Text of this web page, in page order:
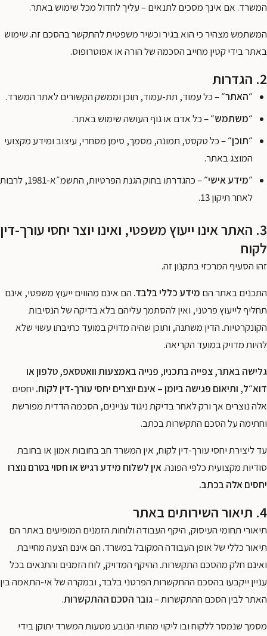
המשרד. אם אינך מסכים לתנאים – עליך לחדול מכל שימוש באתר.
המשתמש מצהיר כי הוא בגיר וכשיר משפטית להתקשר בהסכם זה. שימוש
באתר בידי קטין מחייב הסכמה של הורה או אפוטרופוס.
2. הגדרות
״האתר״– כל עמוד, תת-עמוד, תוכן וממשק הקשורים לאתר המשרד.
״משתמש״– כל אדם או גוף העושה שימוש באתר.
״תוכן״– כל טקסט, תמונה, מסמך, סימן מסחרי, עיצוב ומידע מקצועי
המוצג באתר.
״מידע אישי״
– כהגדרתו בחוק הגנת הפרטיות, התשמ״א-1981, לרבות
לאחר תיקון 13.
3. האתר אינו ייעוץ משפטי, ואינו יוצר יחסי עורך-דין
לקוח
זהו הסעיף המרכזי בתקנון זה.
התכנים באתר הם מידע כללי בלבד. הם אינם מהווים ייעוץ משפטי, אינם
תחליף לייעוץ פרטני, ואין להסתמך עליהם בלא בדיקה של הנסיבות
הקונקרטיות. הדין משתנה, ותוכן שהיה מדויק במועד כתיבתו עשוי שלא
להיות מדויק במועד הקריאה.
גלישה באתר, צפייה בתכניו, פנייה באמצעות וואטסאפ, טלפון או
דוא״ל, ותיאום פגישה ביומן – אינם יוצרים יחסי עורך-דין לקוח. יחסים
אלה נוצרים אך ורק לאחר בדיקת ניגוד עניינים, הסכמה הדדית מפורשת
וחתימה על הסכם התקשרות בכתב.
עד ליצירת יחסי עורך-דין לקוח, אין המשרד חב בחובות אמון או בחובת
סודיות מקצועית כלפי הפונה.אין לשלוח מידע רגיש או חסוי בטרם נוצרו
יחסים אלה בכתב.
4. תיאור השירותים באתר
תיאורי תחומי העיסוק, היקף העבודה ולוחות הזמנים המופיעים באתר הם
תיאור כללי של אופן העבודה המקובל במשרד. הם אינם הצעה מחייבת
ואינם חלק מהסכם התקשרות. ההיקף המדויק, לוח הזמנים והתנאים בכל
עניין ייקבעו בהסכם ההתקשרות הפרטני בלבד, ובמקרה של אי-התאמה בין
האתר לבין הסכם ההתקשרות –גובר הסכם ההתקשרות.
מסמך שנמסר ללקוח ובו ליקוי מהותי הנובע מטעות המשרד יתוקן בידי